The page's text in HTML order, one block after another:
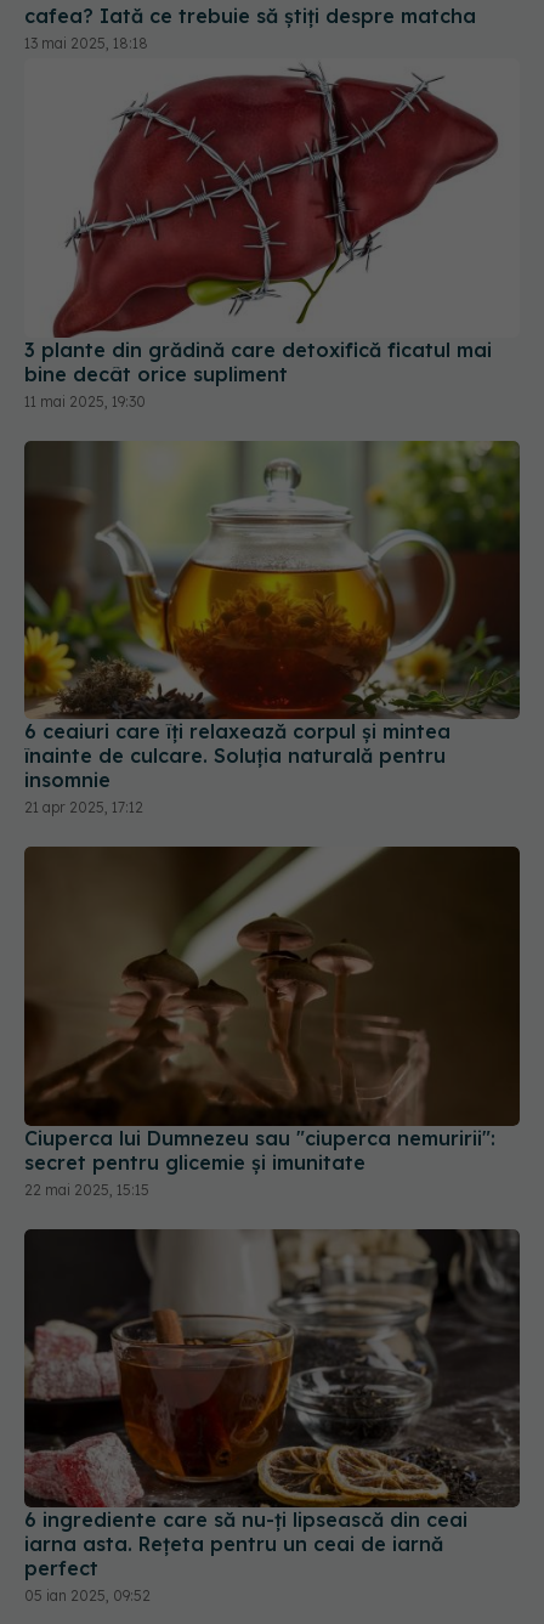
3 plante din grădină care detoxifică ficatul mai
bine decât orice supliment
11 mai 2025, 19:30
6 ceaiuri care îți relaxează corpul și mintea
înainte de culcare. Soluția naturală pentru
insomnie
21 apr 2025, 17:12
Ciuperca lui Dumnezeu sau "ciuperca nemuririi":
secret pentru glicemie și imunitate
22 mai 2025, 15:15
6 ingrediente care să nu-ți lipsească din ceai
iarna asta. Rețeta pentru un ceai de iarnă
perfect
05 ian 2025, 09:52